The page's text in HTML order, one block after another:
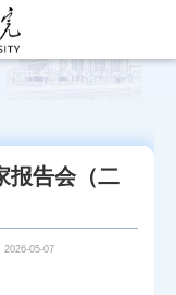
报告会（二
2026-05-07